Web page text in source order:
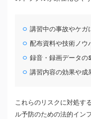
講習中の事故やケガ
配布資料や技術ノウ
録音・録画データの
講習内容の効果や成
これらのリスクに対処す
ル予防のための法的イン